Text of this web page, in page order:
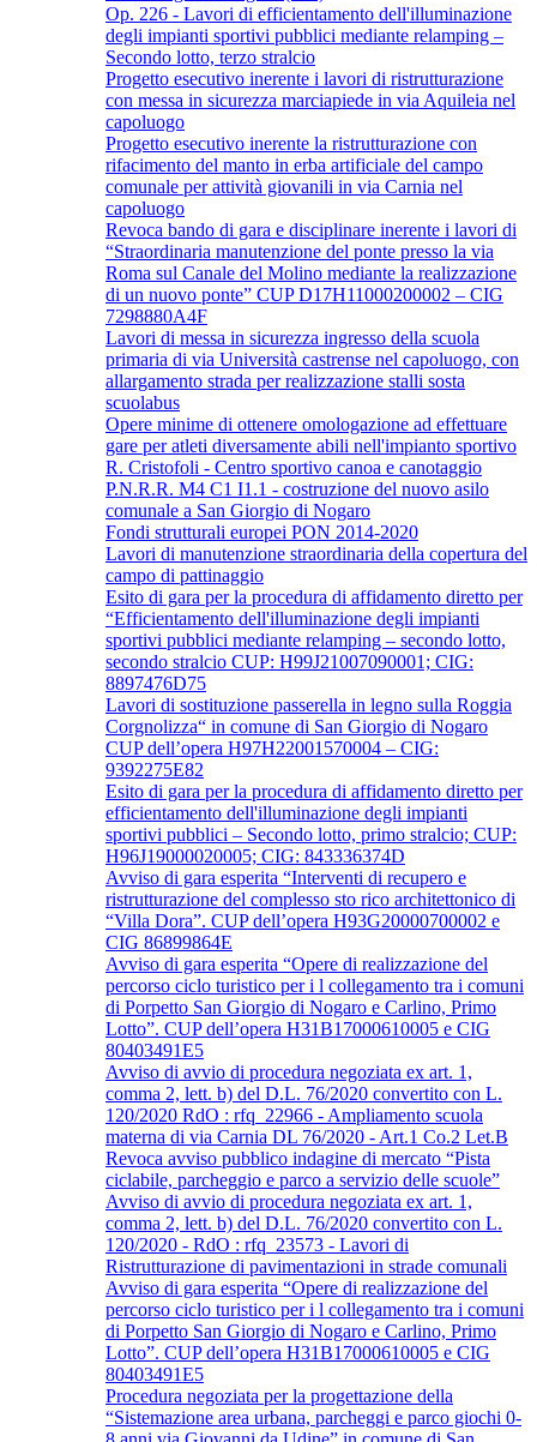
Op. 226 - Lavori di efficientamento dell'illuminazione
degli impianti sportivi pubblici mediante relamping –
Secondo lotto, terzo stralcio
Progetto esecutivo inerente i lavori di ristrutturazione
con messa in sicurezza marciapiede in via Aquileia nel
capoluogo
Progetto esecutivo inerente la ristrutturazione con
rifacimento del manto in erba artificiale del campo
comunale per attività giovanili in via Carnia nel
capoluogo
Revoca bando di gara e disciplinare inerente i lavori di
“Straordinaria manutenzione del ponte presso la via
Roma sul Canale del Molino mediante la realizzazione
di un nuovo ponte” CUP D17H11000200002 – CIG
7298880A4F
Lavori di messa in sicurezza ingresso della scuola
primaria di via Università castrense nel capoluogo, con
allargamento strada per realizzazione stalli sosta
scuolabus
Opere minime di ottenere omologazione ad effettuare
gare per atleti diversamente abili nell'impianto sportivo
R. Cristofoli - Centro sportivo canoa e canotaggio
P.N.R.R. M4 C1 I1.1 - costruzione del nuovo asilo
comunale a San Giorgio di Nogaro
Fondi strutturali europei PON 2014-2020
Lavori di manutenzione straordinaria della copertura del
campo di pattinaggio
Esito di gara per la procedura di affidamento diretto per
“Efficientamento dell'illuminazione degli impianti
sportivi pubblici mediante relamping – secondo lotto,
secondo stralcio CUP: H99J21007090001; CIG:
8897476D75
Lavori di sostituzione passerella in legno sulla Roggia
Corgnolizza“ in comune di San Giorgio di Nogaro
CUP dell’opera H97H22001570004 – CIG:
9392275E82
Esito di gara per la procedura di affidamento diretto per
efficientamento dell'illuminazione degli impianti
sportivi pubblici – Secondo lotto, primo stralcio; CUP:
H96J19000020005; CIG: 843336374D
Avviso di gara esperita “Interventi di recupero e
ristrutturazione del complesso sto rico architettonico di
“Villa Dora”. CUP dell’opera H93G20000700002 e
CIG 86899864E
Avviso di gara esperita “Opere di realizzazione del
percorso ciclo turistico per i l collegamento tra i comuni
di Porpetto San Giorgio di Nogaro e Carlino, Primo
Lotto”. CUP dell’opera H31B17000610005 e CIG
80403491E5
Avviso di avvio di procedura negoziata ex art. 1,
comma 2, lett. b) del D.L. 76/2020 convertito con L.
120/2020 RdO : rfq_22966 - Ampliamento scuola
materna di via Carnia DL 76/2020 - Art.1 Co.2 Let.B
Revoca avviso pubblico indagine di mercato “Pista
ciclabile, parcheggio e parco a servizio delle scuole”
Avviso di avvio di procedura negoziata ex art. 1,
comma 2, lett. b) del D.L. 76/2020 convertito con L.
120/2020 - RdO : rfq_23573 - Lavori di
Ristrutturazione di pavimentazioni in strade comunali
Avviso di gara esperita “Opere di realizzazione del
percorso ciclo turistico per i l collegamento tra i comuni
di Porpetto San Giorgio di Nogaro e Carlino, Primo
Lotto”. CUP dell’opera H31B17000610005 e CIG
80403491E5
Procedura negoziata per la progettazione della
“Sistemazione area urbana, parcheggi e parco giochi 0-